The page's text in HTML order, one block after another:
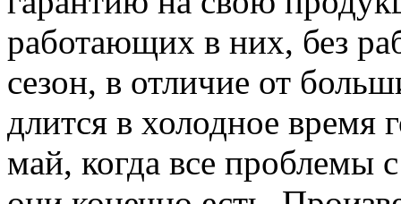
работающих в них, без
сезон, в отличие от
длится в холодное время
май, когда все проблемы